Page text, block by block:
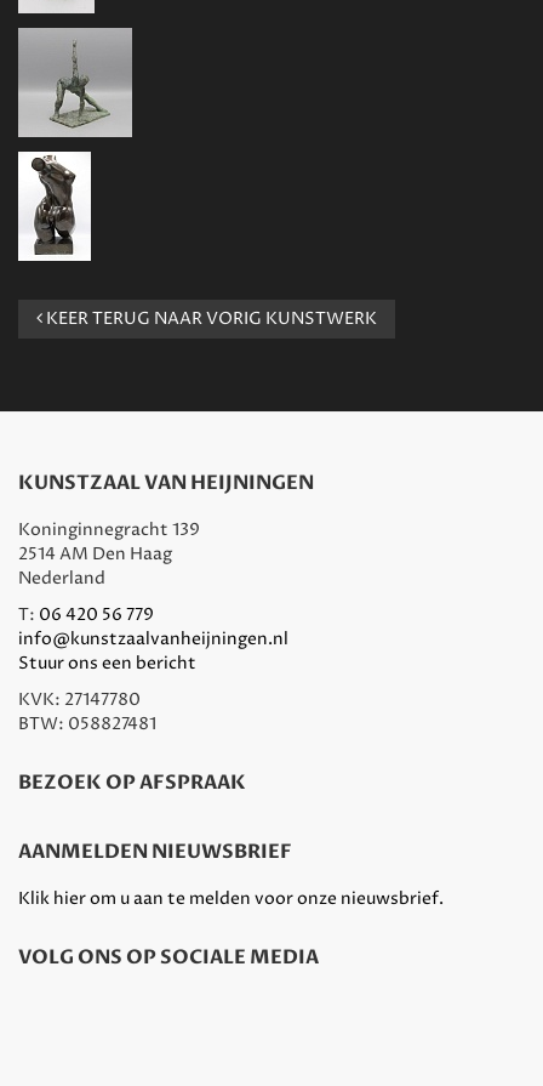
KEER TERUG NAAR VORIG KUNSTWERK
KUNSTZAAL VAN HEIJNINGEN
Koninginnegracht 139
2514 AM Den Haag
Nederland
T: 06 420 56 779
info@kunstzaalvanheijningen.nl
Stuur ons een bericht
KVK: 27147780
BTW: 058827481
BEZOEK OP AFSPRAAK
AANMELDEN NIEUWSBRIEF
Klik hier om u aan te melden voor onze nieuwsbrief.
VOLG ONS OP SOCIALE MEDIA